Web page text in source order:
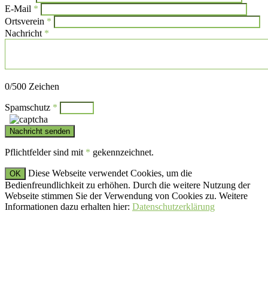
E-Mail *
Ortsverein *
Nachricht *
0/500 Zeichen
Spamschutz *
Pflichtfelder sind mit * gekennzeichnet.
OK
Diese Webseite verwendet Cookies, um die
Bedienfreundlichkeit zu erhöhen. Durch die weitere Nutzung der
Webseite stimmen Sie der Verwendung von Cookies zu. Weitere
Informationen dazu erhalten hier: Datenschutzerklärung